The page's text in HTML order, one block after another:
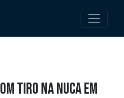
tiro na nuca em